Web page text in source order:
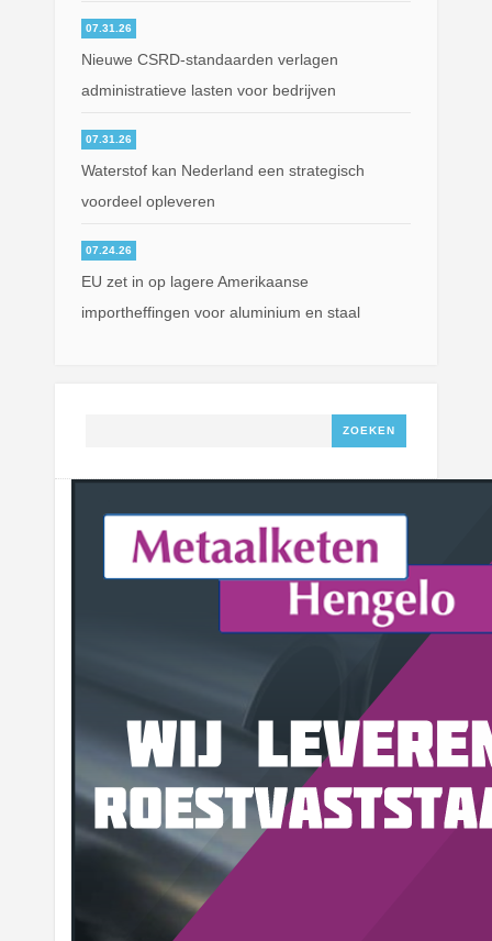
07.31.26
Nieuwe CSRD-standaarden verlagen
administratieve lasten voor bedrijven
07.31.26
Waterstof kan Nederland een strategisch
voordeel opleveren
07.24.26
EU zet in op lagere Amerikaanse
importheffingen voor aluminium en staal